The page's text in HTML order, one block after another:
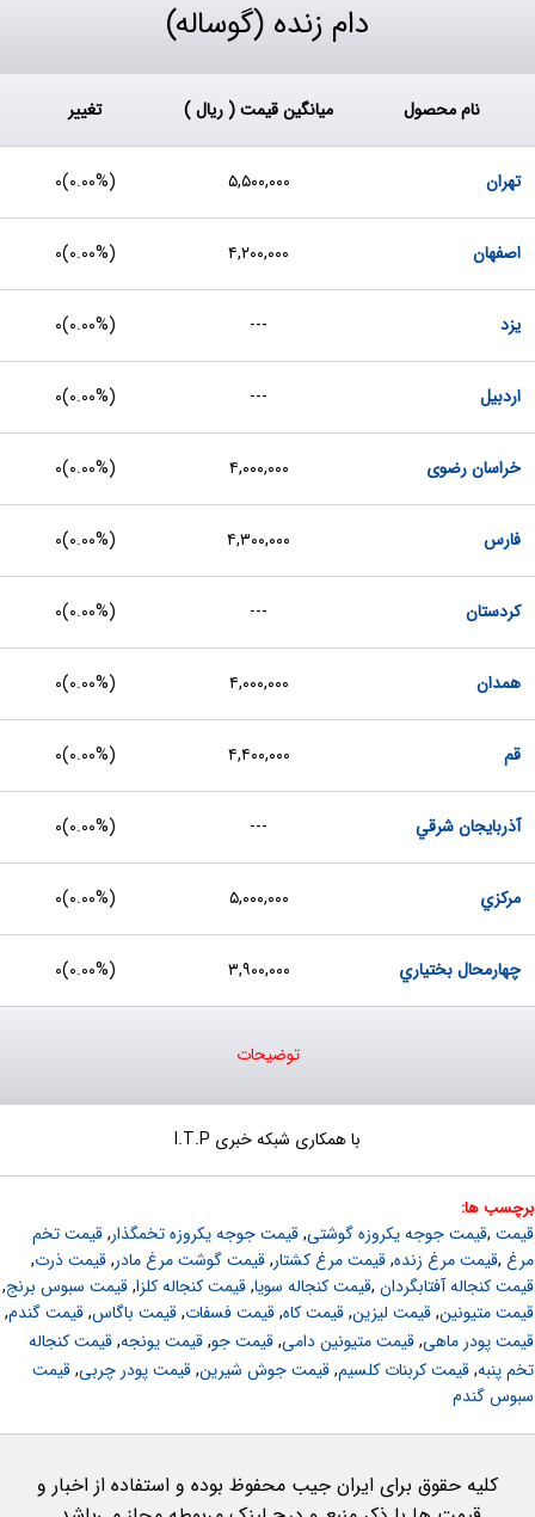
دام زنده (گوساله)
نام محصول میانگین قیمت ( ریال ) تغییر
تهران ۵,۵۰۰,۰۰۰ (۰.۰۰%)۰
اصفهان ۴,۲۰۰,۰۰۰ (۰.۰۰%)۰
یزد ---
(۰.۰۰%)۰
اردبیل ---
(۰.۰۰%)۰
خراسان رضوی ۴,۰۰۰,۰۰۰ (۰.۰۰%)۰
فارس ۴,۳۰۰,۰۰۰ (۰.۰۰%)۰
کردستان ---
(۰.۰۰%)۰
همدان ۴,۰۰۰,۰۰۰ (۰.۰۰%)۰
قم ۴,۴۰۰,۰۰۰ (۰.۰۰%)۰
آذربايجان شرقي ---
(۰.۰۰%)۰
مرکزي ۵,۰۰۰,۰۰۰ (۰.۰۰%)۰
چهارمحال بختياري ۳,۹۰۰,۰۰۰ (۰.۰۰%)۰
توضيحات
با همکاری شبکه خبری I.T.P
برچسب ها:
قیمت ,قیمت جوجه یکروزه گوشتی,قیمت جوجه یکروزه تخمگذار,قیمت تخم
مرغ ,قیمت مرغ زنده,قیمت مرغ کشتار,قیمت گوشت مرغ مادر,قیمت ذرت,
قیمت کنجاله آفتابگردان ,قیمت کنجاله سویا,قیمت کنجاله کلزا,قیمت سبوس برنج,
قیمت متیونین,قیمت لیزین,قیمت کاه,قیمت فسفات,قیمت باگاس, قیمت گندم,
قیمت پودر ماهی,قیمت متیونین دامی,قیمت جو,قیمت یونجه,قیمت کنجاله
تخم پنبه,قیمت کربنات کلسیم,قیمت جوش شیرین,قیمت پودر چربی,قیمت
سبوس گندم
کلیه حقوق برای ایران جیب محفوظ بوده و استفاده از اخبار و